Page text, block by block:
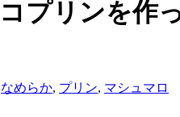
プリンを作
なめらか, プリン, マシュマロ